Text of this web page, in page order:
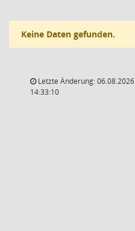
Keine Daten gefunden.
Letzte Änderung: 06.08.2026
14:33:10